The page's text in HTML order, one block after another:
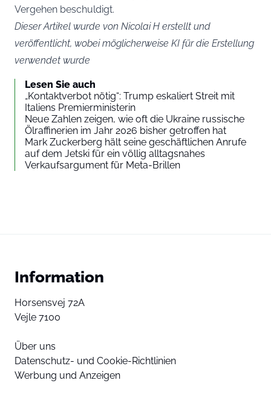
Vergehen beschuldigt.
Dieser Artikel wurde von Nicolai H erstellt und
veröffentlicht, wobei möglicherweise KI für die Erstellung
verwendet wurde
Lesen Sie auch
„Kontaktverbot nötig“: Trump eskaliert Streit mit
Italiens Premierministerin
Neue Zahlen zeigen, wie oft die Ukraine russische
Ölraffinerien im Jahr 2026 bisher getroffen hat
Mark Zuckerberg hält seine geschäftlichen Anrufe
auf dem Jetski für ein völlig alltagsnahes
Verkaufsargument für Meta-Brillen
Information
Horsensvej 72A
Vejle 7100
Über uns
Datenschutz- und Cookie-Richtlinien
Werbung und Anzeigen